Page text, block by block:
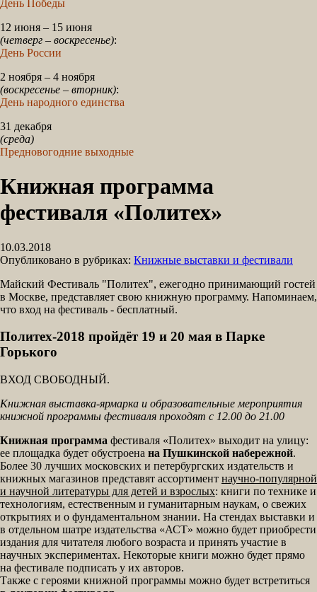
День Победы
12 июня – 15 июня
(четверг – воскресенье):
День России
2 ноября – 4 ноября
(воскресенье – вторник):
День народного единства
31 декабря
(среда)
Предновогодние выходные
Книжная программа
фестиваля «Политех»
10.03.2018
Опубликовано в рубриках: Книжные выставки и фестивали
Майский Фестиваль "Политех", ежегодно принимающий гостей
в Москве, представляет свою книжную программу. Напоминаем,
что вход на фестиваль - бесплатный.
Политех-2018 пройдёт 19 и 20 мая в Парке
Горького
ВХОД СВОБОДНЫЙ.
Книжная выставка-ярмарка и образовательные мероприятия
книжной программы фестиваля проходят с 12.00 до 21.00
Книжная программа фестиваля «Политех» выходит на улицу:
ее площадка будет обустроена на Пушкинской набережной.
Более 30 лучших московских и петербургских издательств и
книжных магазинов представят ассортимент научно-популярной
и научной литературы для детей и взрослых: книги по технике и
технологиям, естественным и гуманитарным наукам, о свежих
открытиях и о фундаментальном знании. На стендах выставки и
в отдельном шатре издательства «АСТ» можно будет приобрести
издания для читателя любого возраста и принять участие в
научных экспериментах. Некоторые книги можно будет прямо
на фестивале подписать у их авторов.
Также с героями книжной программы можно будет встретиться